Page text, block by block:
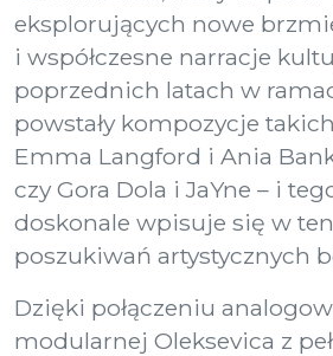
eksplorujących nowe
i współczesne narracje
poprzednich latach w
powstały kompozycje
Emma Langford i Ania
czy Gora Dola i JaYne – i
doskonale wpisuje się w
poszukiwań artystycznych
Dzięki połączeniu
modularnej Oleksevica z